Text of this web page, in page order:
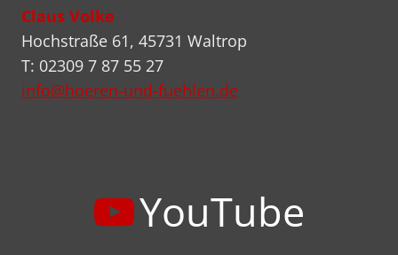
Claus Volke
Hochstraße 61, 45731 Waltrop
T: 02309 7 87 55 27
info@hoeren-und-fuehlen.de
YouTube